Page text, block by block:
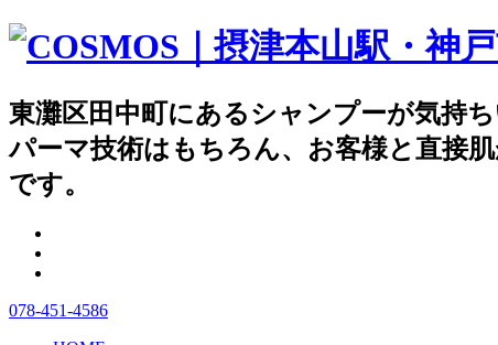
東灘区田中町にあるシャンプー
パーマ技術はもちろん、お客様と直接
です。
078-451-4586